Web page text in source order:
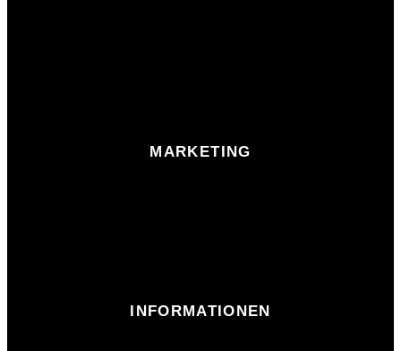
MARKETING
INFORMATIONEN